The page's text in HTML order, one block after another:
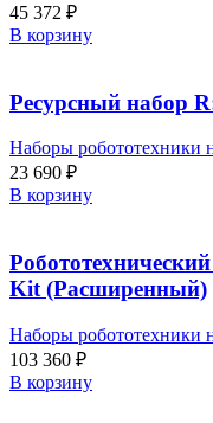
45 372 ₽
В корзину
Ресурсный набор
Наборы робототехники
23 690 ₽
В корзину
Kit (Расширенный)
Наборы робототехники
103 360 ₽
В корзину